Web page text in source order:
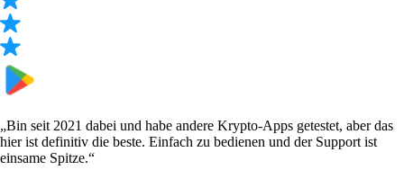
„Bin seit 2021 dabei und habe andere Krypto-Apps getestet, aber das
hier ist definitiv die beste. Einfach zu bedienen und der Support ist
einsame Spitze.“